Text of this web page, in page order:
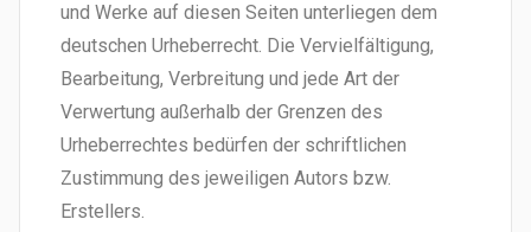
und Werke auf diesen Seiten unterliegen dem
deutschen Urheberrecht. Die Vervielfältigung,
Bearbeitung, Verbreitung und jede Art der
Verwertung außerhalb der Grenzen des
Urheberrechtes bedürfen der schriftlichen
Zustimmung des jeweiligen Autors bzw.
Erstellers.